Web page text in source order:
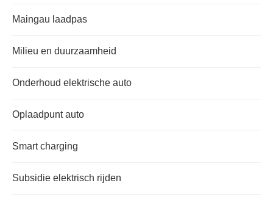
Maingau laadpas
Milieu en duurzaamheid
Onderhoud elektrische auto
Oplaadpunt auto
Smart charging
Subsidie elektrisch rijden